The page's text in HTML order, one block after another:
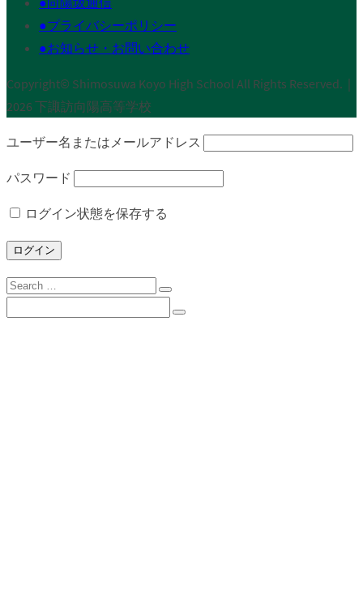
●プライバシーポリシー
●お知らせ・お問い合わせ
Copyright© Shimosuwa Koyo High School All Rights Reserved.｜
2026 下諏訪向陽高等学校
ユーザー名またはメールアドレス
パスワード
ログイン状態を保存する
Search